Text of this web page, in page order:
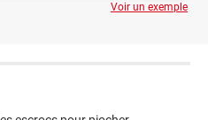
Voir un exemple